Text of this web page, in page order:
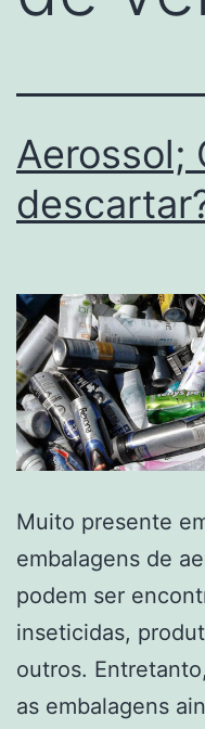
Aerossol;
Muito presente
embalagens de
podem ser
inseticidas,
outros.
as embalagens